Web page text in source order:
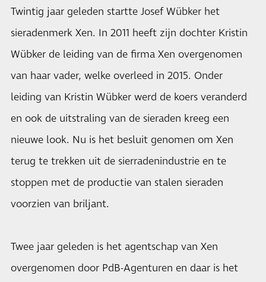
Twintig jaar geleden startte Josef Wübker het
sieradenmerk Xen. In 2011 heeft zijn dochter Kristin
Wübker de leiding van de firma Xen overgenomen
van haar vader, welke overleed in 2015. Onder
leiding van Kristin Wübker werd de koers veranderd
en ook de uitstraling van de sieraden kreeg een
nieuwe look. Nu is het besluit genomen om Xen
terug te trekken uit de sierradenindustrie en te
stoppen met de productie van stalen sieraden
voorzien van briljant.
Twee jaar geleden is het agentschap van Xen
overgenomen door PdB-Agenturen en daar is het